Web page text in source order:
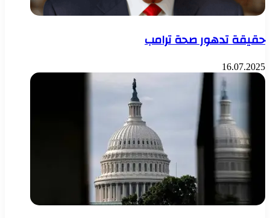
حقيقة تدهور صحة ترامب
16.07.2025